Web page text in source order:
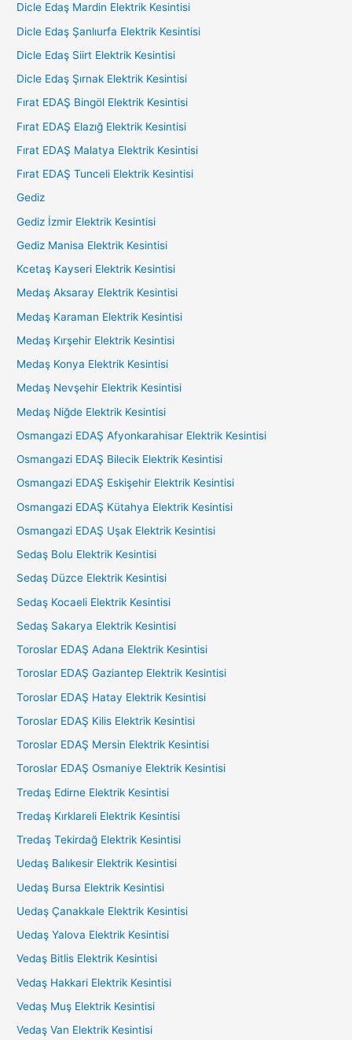
Dicle Edaş Mardin Elektrik Kesintisi
Dicle Edaş Şanlıurfa Elektrik Kesintisi
Dicle Edaş Siirt Elektrik Kesintisi
Dicle Edaş Şırnak Elektrik Kesintisi
Fırat EDAŞ Bingöl Elektrik Kesintisi
Fırat EDAŞ Elazığ Elektrik Kesintisi
Fırat EDAŞ Malatya Elektrik Kesintisi
Fırat EDAŞ Tunceli Elektrik Kesintisi
Gediz
Gediz İzmir Elektrik Kesintisi
Gediz Manisa Elektrik Kesintisi
Kcetaş Kayseri Elektrik Kesintisi
Medaş Aksaray Elektrik Kesintisi
Medaş Karaman Elektrik Kesintisi
Medaş Kırşehir Elektrik Kesintisi
Medaş Konya Elektrik Kesintisi
Medaş Nevşehir Elektrik Kesintisi
Medaş Niğde Elektrik Kesintisi
Osmangazi EDAŞ Afyonkarahisar Elektrik Kesintisi
Osmangazi EDAŞ Bilecik Elektrik Kesintisi
Osmangazi EDAŞ Eskişehir Elektrik Kesintisi
Osmangazi EDAŞ Kütahya Elektrik Kesintisi
Osmangazi EDAŞ Uşak Elektrik Kesintisi
Sedaş Bolu Elektrik Kesintisi
Sedaş Düzce Elektrik Kesintisi
Sedaş Kocaeli Elektrik Kesintisi
Sedaş Sakarya Elektrik Kesintisi
Toroslar EDAŞ Adana Elektrik Kesintisi
Toroslar EDAŞ Gaziantep Elektrik Kesintisi
Toroslar EDAŞ Hatay Elektrik Kesintisi
Toroslar EDAŞ Kilis Elektrik Kesintisi
Toroslar EDAŞ Mersin Elektrik Kesintisi
Toroslar EDAŞ Osmaniye Elektrik Kesintisi
Tredaş Edirne Elektrik Kesintisi
Tredaş Kırklareli Elektrik Kesintisi
Tredaş Tekirdağ Elektrik Kesintisi
Uedaş Balıkesir Elektrik Kesintisi
Uedaş Bursa Elektrik Kesintisi
Uedaş Çanakkale Elektrik Kesintisi
Uedaş Yalova Elektrik Kesintisi
Vedaş Bitlis Elektrik Kesintisi
Vedaş Hakkari Elektrik Kesintisi
Vedaş Muş Elektrik Kesintisi
Vedaş Van Elektrik Kesintisi